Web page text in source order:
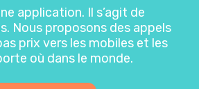
application. Il s’agit de
Nous proposons des appels
prix vers les mobiles et les
où dans le monde.